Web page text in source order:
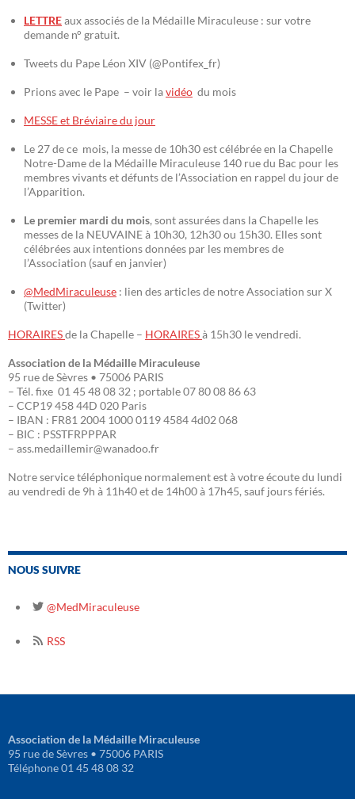
LETTREaux associés de la Médaille Miraculeuse : sur votre
demande n° gratuit.
Tweets du Pape Léon XIV (@Pontifex_fr)
Prions avec le Pape – voir lavidéo du mois
MESSE et Bréviaire du jour
Le 27 de ce mois, la messe de 10h30 est célébrée en la Chapelle
Notre-Dame de la Médaille Miraculeuse 140 rue du Bac pour les
membres vivants et défunts de l’Association en rappel du jour de
l’Apparition.
Le premier mardi du mois, sont assurées dans la Chapelle les
messes de la NEUVAINE à 10h30, 12h30 ou 15h30. Elles sont
célébrées aux intentions données par les membres de
l’Association (sauf en janvier)
@MedMiraculeuse : lien des articles de notre Association sur X
(Twitter)
HORAIRESde la Chapelle – HORAIRESà 15h30 le vendredi.
Association de la Médaille Miraculeuse
95 rue de Sèvres • 75006 PARIS
– Tél. fixe 01 45 48 08 32 ; portable 07 80 08 86 63
– CCP19 458 44D 020 Paris
– IBAN : FR81 2004 1000 0119 4584 4d02 068
– BIC : PSSTFRPPPAR
– ass.medaillemir@wanadoo.fr
Notre service téléphonique normalement est à votre écoute du lundi
au vendredi de 9h à 11h40 et de 14h00 à 17h45, sauf jours fériés.
NOUS SUIVRE
@MedMiraculeuse
RSS
Association de la Médaille Miraculeuse
95 rue de Sèvres • 75006 PARIS
Téléphone 01 45 48 08 32